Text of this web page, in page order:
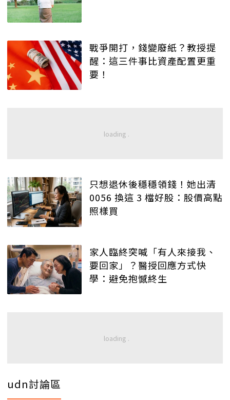
戰爭開打，錢變廢紙？教授提
醒：這三件事比資產配置更重
要！
只想退休後穩穩領錢！她出清
0056 換這 3 檔好股：股價高點
照樣買
家人臨終突喊「有人來接我、
要回家」？醫授回應方式快
學：避免抱憾終生
udn討論區